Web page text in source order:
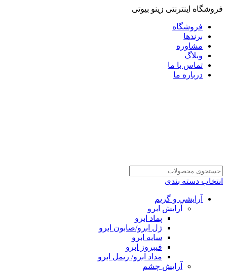
فروشگاه اینترنتی زینو بیوتی
فروشگاه
برندها
مشاوره
وبلاگ
تماس با ما
درباره ما
انتخاب دسته بندی
آرایشی و گریم
آرایش ابرو
پماد ابرو
ژل ابرو/صابون ابرو
سایه ابرو
فیبروز ابرو
مداد ابرو/ ریمل ابرو
آرایش چشم